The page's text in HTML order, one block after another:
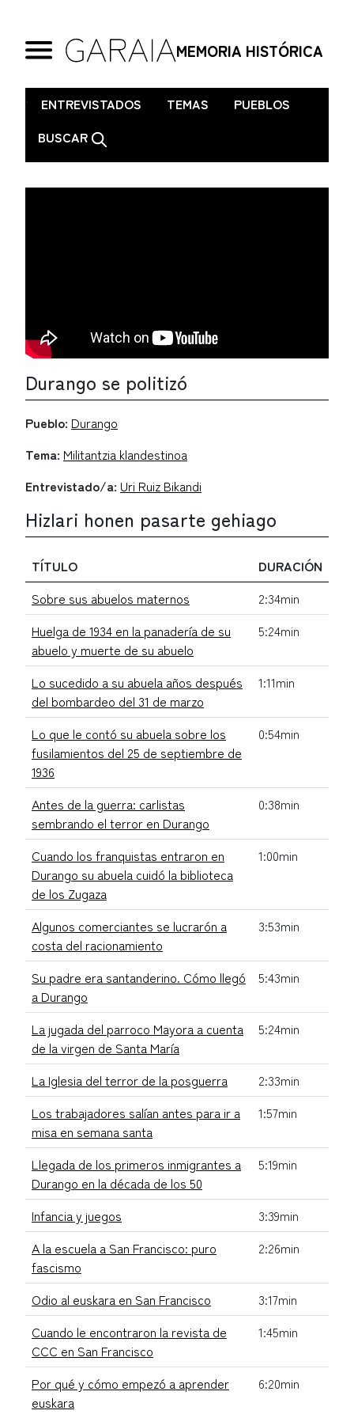
MEMORIA HISTÓRICA
. ENTREVISTADOS TEMAS
PUEBLOS
BUSCAR
Durango se politizó
Pueblo: Durango
Tema: Militantzia klandestinoa
Entrevistado/a: Uri Ruiz Bikandi
Hizlari honen pasarte gehiago
TÍTULO
DURACIÓN
Sobre sus abuelos maternos
2:34min
Huelga de 1934 en la panadería de su
abuelo y muerte de su abuelo
5:24min
Lo sucedido a su abuela años después
del bombardeo del 31 de marzo
1:11min
Lo que le contó su abuela sobre los
fusilamientos del 25 de septiembre de
1936
0:54min
Antes de la guerra: carlistas
sembrando el terror en Durango
0:38min
Cuando los franquistas entraron en
Durango su abuela cuidó la biblioteca
de los Zugaza
1:00min
Algunos comerciantes se lucrarón a
costa del racionamiento
3:53min
Su padre era santanderino. Cómo llegó
a Durango
5:43min
La jugada del parroco Mayora a cuenta
de la virgen de Santa María
5:24min
La Iglesia del terror de la posguerra
2:33min
Los trabajadores salían antes para ir a
misa en semana santa
1:57min
Llegada de los primeros inmigrantes a
Durango en la década de los 50
5:19min
Infancia y juegos
3:39min
A la escuela a San Francisco: puro
fascismo
2:26min
Odio al euskara en San Francisco
3:17min
Cuando le encontraron la revista de
CCC en San Francisco
1:45min
Por qué y cómo empezó a aprender
euskara
6:20min